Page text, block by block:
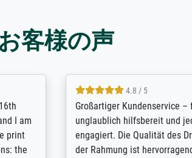
客様の声
to
best
the
5 / 5
Outstanding quality and
support. - the quality of the
excellent and difficult to
from the real thing; it will be